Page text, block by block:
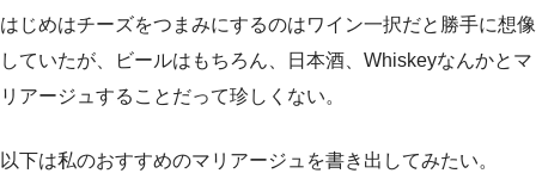
はじめはチーズをつまみにするのはワイン一択だと勝手に想像
していたが、ビールはもちろん、日本酒、Whiskeyなんかとマ
リアージュすることだって珍しくない。
以下は私のおすすめのマリアージュを書き出してみたい。